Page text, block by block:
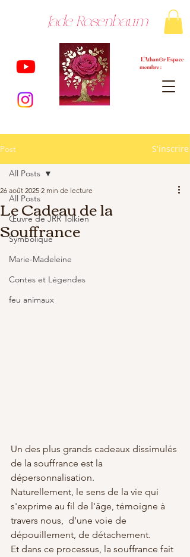
Jade Rosenbaum
L'Athan⊙r Espace
membre :
Post S'inscrire
All Posts
Œuvre de JRR Tolkien
Symbolique
Marie-Madeleine
Contes et Légendes
feu animaux
All Posts
Le Cadeau de la
Souffrance
26 août 2025 2 min de lecture
Un des plus grands cadeaux dissimulés
de la souffrance est la
dépersonnalisation.
Naturellement, le sens de la vie qui
s'exprime au fil de l'âge, témoigne à
travers nous,  d'une voie de
dépouillement, de détachement.
Et dans ce processus, la souffrance fait